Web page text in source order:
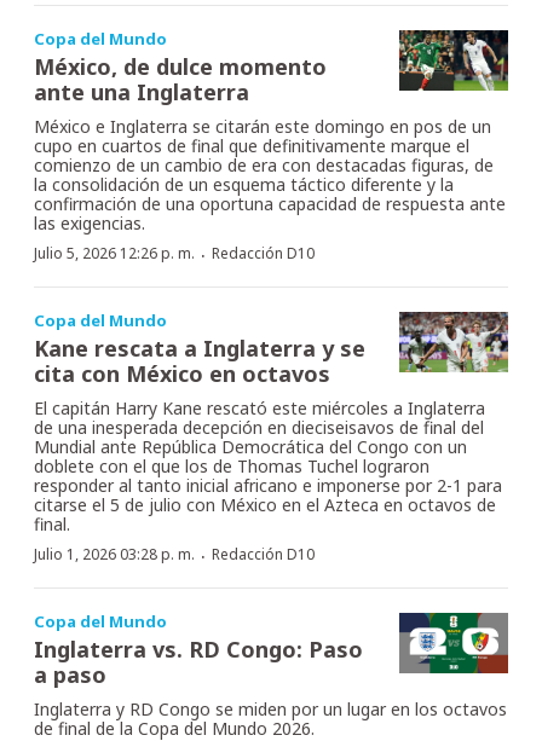
Copa del Mundo
México, de dulce momento
ante una Inglaterra
México e Inglaterra se citarán este domingo en pos de un
cupo en cuartos de final que definitivamente marque el
comienzo de un cambio de era con destacadas figuras, de
la consolidación de un esquema táctico diferente y la
confirmación de una oportuna capacidad de respuesta ante
las exigencias.
Julio 5, 2026 12:26 p. m. · Redacción D10
Copa del Mundo
Kane rescata a Inglaterra y se
cita con México en octavos
El capitán Harry Kane rescató este miércoles a Inglaterra
de una inesperada decepción en dieciseisavos de final del
Mundial ante República Democrática del Congo con un
doblete con el que los de Thomas Tuchel lograron
responder al tanto inicial africano e imponerse por 2-1 para
citarse el 5 de julio con México en el Azteca en octavos de
final.
Julio 1, 2026 03:28 p. m. · Redacción D10
Copa del Mundo
Inglaterra vs. RD Congo: Paso
a paso
Inglaterra y RD Congo se miden por un lugar en los octavos
de final de la Copa del Mundo 2026.